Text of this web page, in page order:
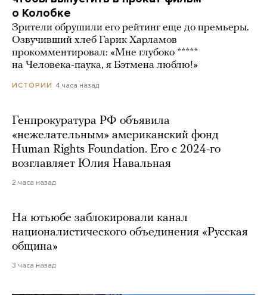
о Колобке
Зрители обрушили его рейтинг еще до премьеры.
Озвучивший хлеб Гарик Харламов
прокомментировал: «Мне глубоко *****
на Человека-паука, я Бэтмена люблю!»
ИСТОРИИ 4 часа назад
Генпрокуратура РФ объявила
«нежелательным» американский фонд
Human Rights Foundation. Его с 2024-го
возглавляет Юлия Навальная
2 часа назад
На ютьюбе заблокировали канал
националистического объединения «Русская
община»
3 часа назад